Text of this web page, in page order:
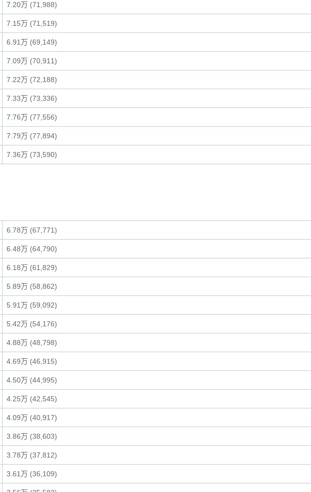
7.20万 (71,988)
7.15万 (71,519)
6.91万 (69,149)
7.09万 (70,911)
7.22万 (72,188)
7.33万 (73,336)
7.76万 (77,556)
7.79万 (77,894)
7.36万 (73,590)
6.78万 (67,771)
6.48万 (64,790)
6.18万 (61,829)
5.89万 (58,862)
5.91万 (59,092)
5.42万 (54,176)
4.88万 (48,798)
4.69万 (46,915)
4.50万 (44,995)
4.25万 (42,545)
4.09万 (40,917)
3.86万 (38,603)
3.78万 (37,812)
3.61万 (36,109)